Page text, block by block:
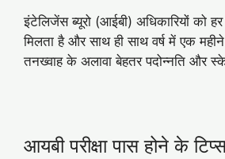
इंटेलिजेंस ब्यूरो (आईबी) अधिकारियों को
मिलता है और साथ ही साथ वर्ष में एक
तनख्वाह के अलावा बेहतर पदोन्नति और
आयबी परीक्षा पास होने के